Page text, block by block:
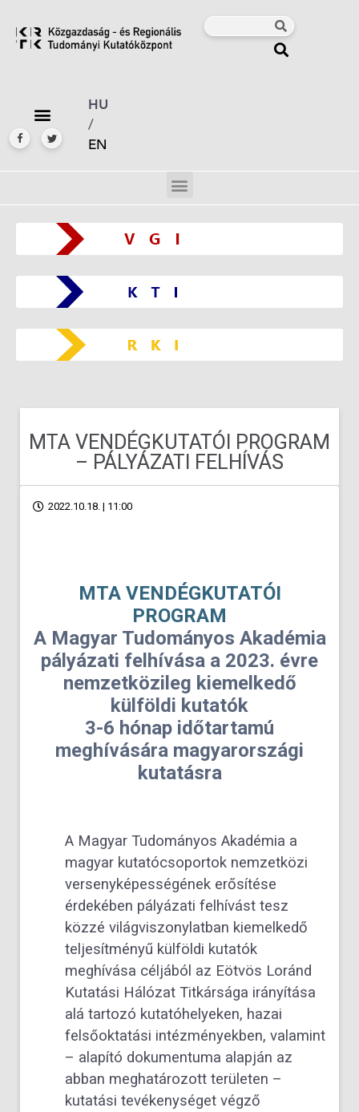
HU
/
EN
MTA VENDÉGKUTATÓI PROGRAM
– PÁLYÁZATI FELHÍVÁS
2022.10.18. | 11:00
MTA VENDÉGKUTATÓI
PROGRAM
A Magyar Tudományos Akadémia
pályázati felhívása a 2023. évre
nemzetközileg kiemelkedő
külföldi kutatók
3-6 hónap időtartamú
meghívására magyarországi
kutatásra
A Magyar Tudományos Akadémia a
magyar kutatócsoportok nemzetközi
versenyképességének erősítése
érdekében pályázati felhívást tesz
közzé világviszonylatban kiemelkedő
teljesítményű külföldi kutatók
meghívása céljából az Eötvös Loránd
Kutatási Hálózat Titkársága irányítása
alá tartozó kutatóhelyeken, hazai
felsőoktatási intézményekben, valamint
– alapító dokumentuma alapján az
abban meghatározott területen –
kutatási tevékenységet végző